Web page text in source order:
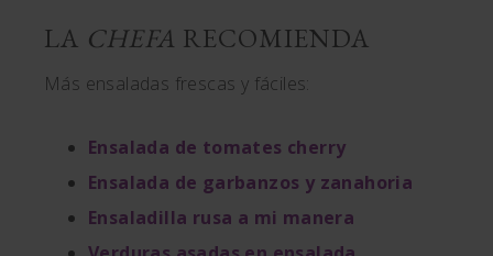
LA CHEFA RECOMIENDA
Más ensaladas frescas y fáciles:
Ensalada de tomates cherry
Ensalada de garbanzos y zanahoria
Ensaladilla rusa a mi manera